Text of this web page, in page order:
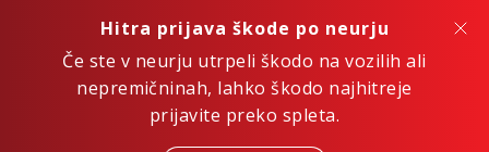
Hitra prijava škode po neurju
Če ste v neurju utrpeli škodo na vozilih ali
nepremičninah, lahko škodo najhitreje
prijavite preko spleta.